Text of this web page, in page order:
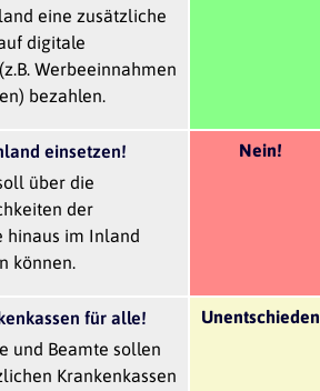
eine zusätzliche
digitale
Werbeeinnahmen
bezahlen.
einsetzen!
über die
der
hinaus im Inland
können.
Nein!
für alle!
und Beamte sollen
Krankenkassen
Unentschieden